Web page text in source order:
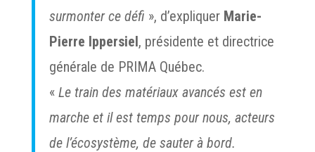
surmonter ce défi », d’expliquer Marie-
Pierre Ippersiel, présidente et directrice
générale de PRIMA Québec.
« Le train des matériaux avancés est en
marche et il est temps pour nous, acteurs
de l’écosystème, de sauter à bord.